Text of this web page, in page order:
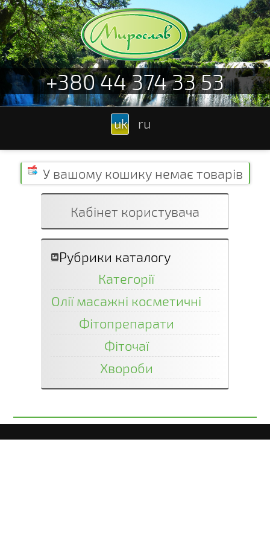
+380 44 374 33 53
uk ru
У вашому кошику немає товарів
Кабінет користувача
Рубрики каталогу
Категорії
Олії масажні косметичні
Фітопрепарати
Фіточаї
Хвороби